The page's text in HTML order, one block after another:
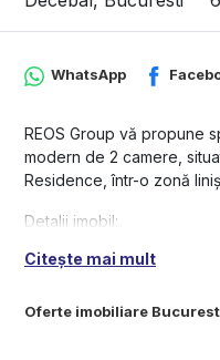
Oferte imobiliare
WhatsApp
REOS Group vă propune
modern de 2 camere,
Residence, într-o zonă
Detalii imobil:
Centrală termică de bloc
2 lifturi moderne
Citește mai mult